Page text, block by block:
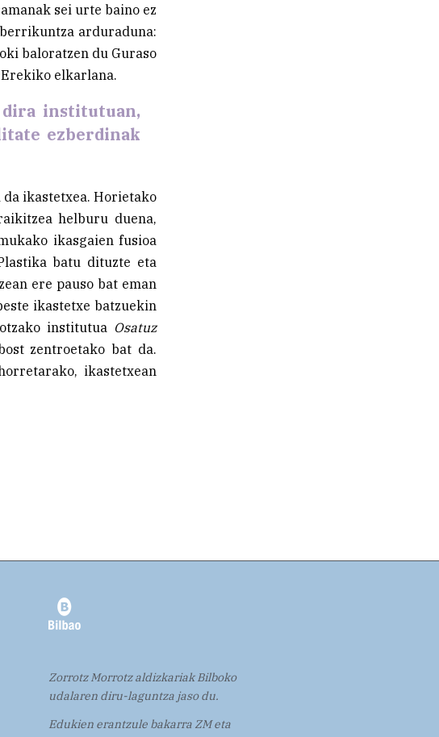
sei urte baino ez
arduraduna:
baloratzen du Guraso
elkarlana.
institutuan,
ezberdinak
ikastetxea. Horietako
helburu duena,
ikasgaien fusioa
batu dituzte eta
ere pauso bat eman
ikastetxe batzuekin
institutua Osatuz
zentroetako bat da.
ikastetxean
Zorrotz Morrotz aldizkariak Bilboko
udalaren diru-laguntza jaso du.
Edukien erantzule bakarra ZM eta